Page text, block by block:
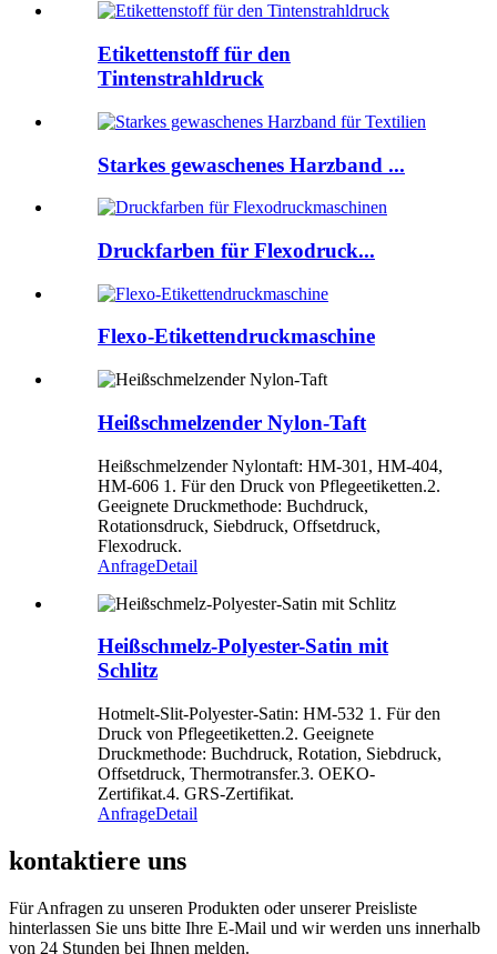
Etikettenstoff für den
Tintenstrahldruck
Starkes gewaschenes Harzband ...
Druckfarben für Flexodruck...
Flexo-Etikettendruckmaschine
Heißschmelzender Nylon-Taft
Heißschmelzender Nylontaft: HM-301, HM-404,
HM-606 1. Für den Druck von Pflegeetiketten.2.
Geeignete Druckmethode: Buchdruck,
Rotationsdruck, Siebdruck, Offsetdruck,
Flexodruck.
AnfrageDetail
Heißschmelz-Polyester-Satin mit
Schlitz
Hotmelt-Slit-Polyester-Satin: HM-532 1. Für den
Druck von Pflegeetiketten.2. Geeignete
Druckmethode: Buchdruck, Rotation, Siebdruck,
Offsetdruck, Thermotransfer.3. OEKO-
Zertifikat.4. GRS-Zertifikat.
AnfrageDetail
kontaktiere uns
Für Anfragen zu unseren Produkten oder unserer Preisliste
hinterlassen Sie uns bitte Ihre E-Mail und wir werden uns innerhalb
von 24 Stunden bei Ihnen melden.